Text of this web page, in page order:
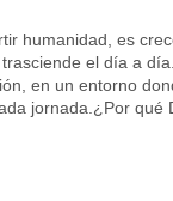
humanidad, es
el día a
en un entorno
jornada.¿Por qué